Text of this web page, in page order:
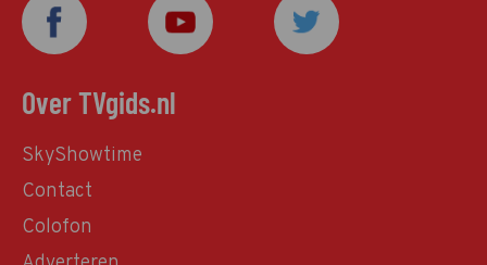
Over TVgids.nl
SkyShowtime
Contact
Colofon